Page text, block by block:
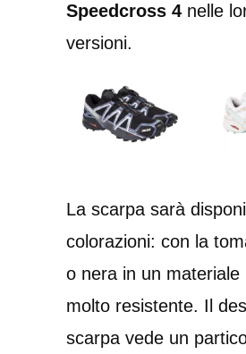
Speedcross 4 nelle
versioni.
La scarpa sarà
colorazioni: con la
o nera in un materiale
molto resistente. Il
scarpa vede un